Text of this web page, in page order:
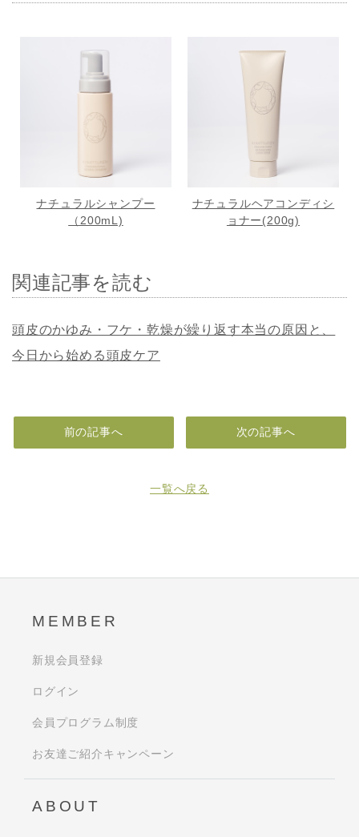
ナチュラルシャンプー
（200mL)
ナチュラルヘアコンディシ
ョナー(200g)
関連記事を読む
頭皮のかゆみ・フケ・乾燥が繰り返す本当の原因と、
今日から始める頭皮ケア
前の記事へ
一覧へ戻る
次の記事へ
MEMBER
新規会員登録
ログイン
会員プログラム制度
お友達ご紹介キャンペーン
ABOUT